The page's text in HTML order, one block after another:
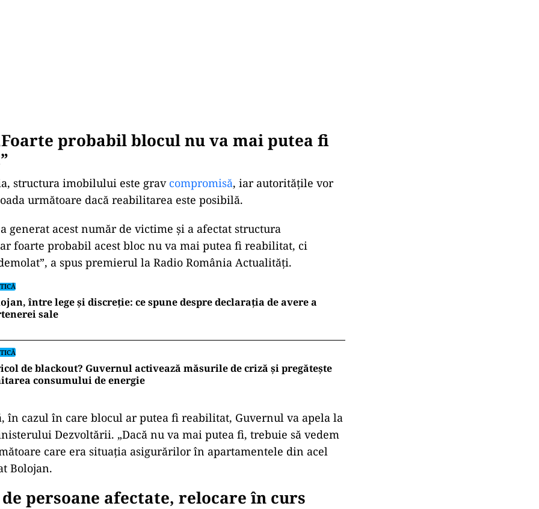
probabil blocul nu va mai putea fi
structura imobilului este grav compromisă, iar autoritățile vor
următoare dacă reabilitarea este posibilă.
generat acest număr de victime și a afectat structura
foarte probabil acest bloc nu va mai putea fi reabilitat, ci
a spus premierul la Radio România Actualități.
între lege și discreție: ce spune despre declarația de avere a
sale
de blackout? Guvernul activează măsurile de criză și pregătește
consumului de energie
în cazul în care blocul ar putea fi reabilitat, Guvernul va apela la
Dezvoltării. „Dacă nu va mai putea fi, trebuie să vedem
ătoare care era situația asigurărilorîn apartamentele din acel
Bolojan.
de persoane afectate, relocare în curs